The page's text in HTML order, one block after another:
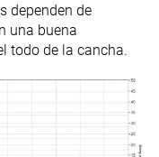
dependen de
una buena
todo de la cancha.